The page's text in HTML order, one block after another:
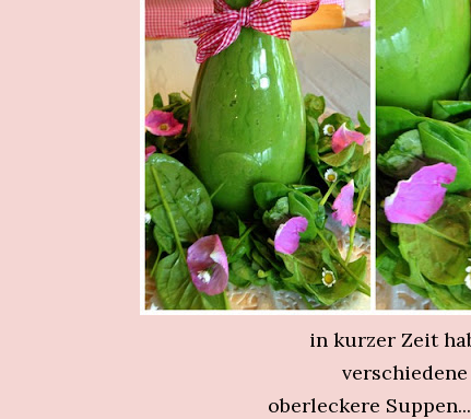
in kurzer Zeit
oberleckere